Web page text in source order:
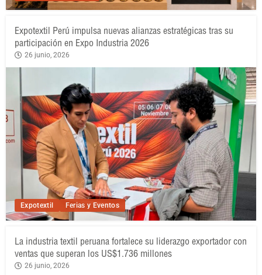
Expotextil Ferias y Eventos
Expotextil Perú impulsa nuevas alianzas estratégicas tras su
participación en Expo Industria 2026
26 junio, 2026
La industria textil peruana fortalece su liderazgo exportador con
ventas que superan los US$1.736 millones
26 junio, 2026